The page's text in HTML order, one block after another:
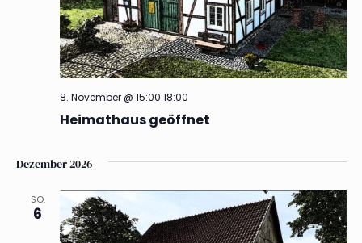
Heimathaus geöffnet
8. November @ 15:00.18:00
Dezember 2026
SO.
6